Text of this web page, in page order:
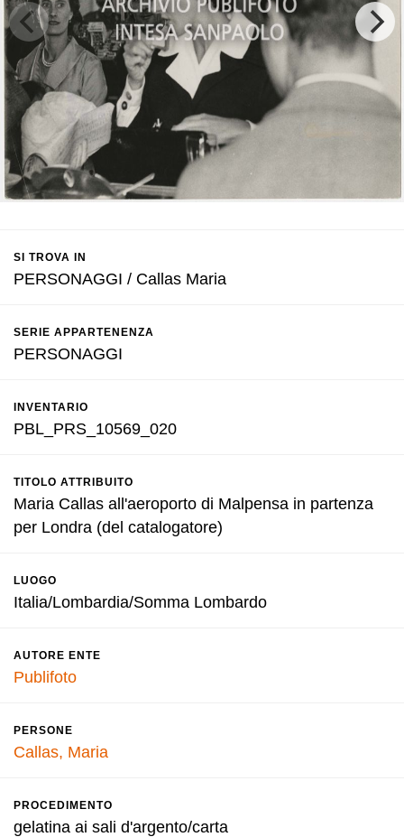
SI TROVA IN
PERSONAGGI / Callas Maria
SERIE APPARTENENZA
PERSONAGGI
INVENTARIO
PBL_PRS_10569_020
TITOLO ATTRIBUITO
Maria Callas all'aeroporto di Malpensa in partenza
per Londra (del catalogatore)
LUOGO
Italia/Lombardia/Somma Lombardo
AUTORE ENTE
Publifoto
PERSONE
Callas, Maria
PROCEDIMENTO
gelatina ai sali d'argento/carta